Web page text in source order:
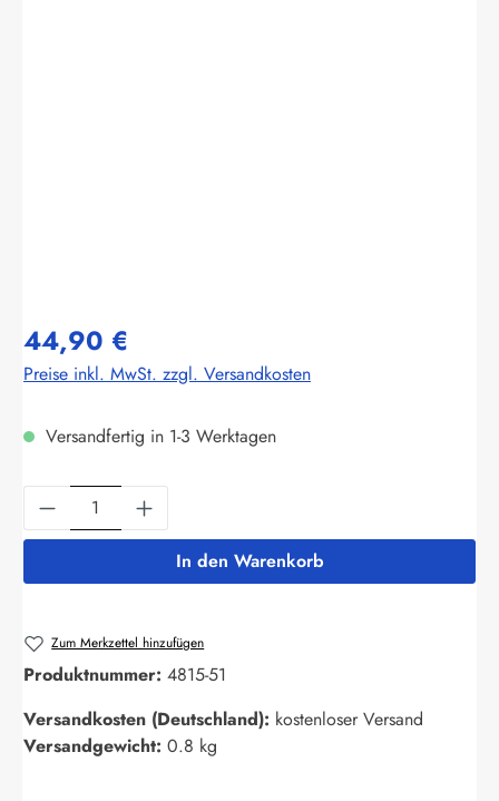
44,90 €
Preise inkl. MwSt. zzgl. Versandkosten
Versandfertig in 1-3 Werktagen
Produkt Anzahl: Gib den gewünschten
In den Warenkorb
Zum Merkzettel hinzufügen
Produktnummer: 4815-51
Versandkosten (Deutschland): kostenloser Versand
Versandgewicht: 0.8 kg